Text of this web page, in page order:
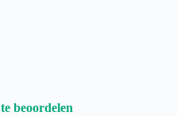
beoordelen